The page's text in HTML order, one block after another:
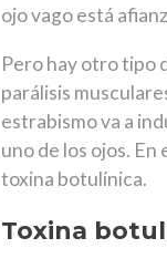
ojo vago está
Pero hay otro tipo
parálisis
estrabismo va a
uno de los ojos.
toxina botulínica.
Toxina